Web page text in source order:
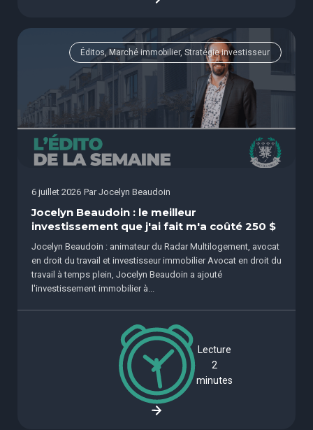
Éditos, Marché immobilier, Stratégie investisseur
6 juillet 2026 Par Jocelyn Beaudoin
Jocelyn Beaudoin : le meilleur
investissement que j'ai fait m'a coûté 250 $
Jocelyn Beaudoin : animateur du Radar Multilogement, avocat
en droit du travail et investisseur immobilier Avocat en droit du
travail à temps plein, Jocelyn Beaudoin a ajouté
l'investissement immobilier à...
Lecture
2
minutes